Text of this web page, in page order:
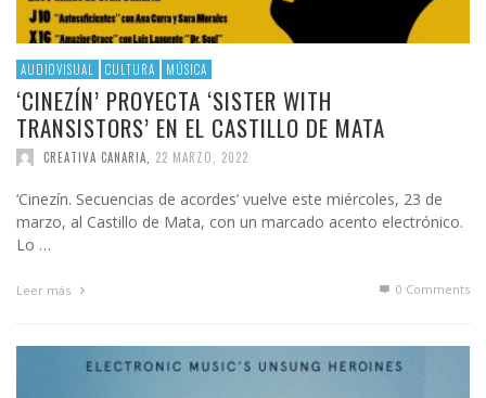
AUDIOVISUAL CULTURA MÚSICA
‘CINEZÍN’ PROYECTA ‘SISTER WITH
TRANSISTORS’ EN EL CASTILLO DE MATA
CREATIVA CANARIA 22 MARZO, 2022
‘Cinezín. Secuencias de acordes’ vuelve este miércoles, 23 de
marzo, al Castillo de Mata, con un marcado acento electrónico.
Lo …
Leer más 0 Comments